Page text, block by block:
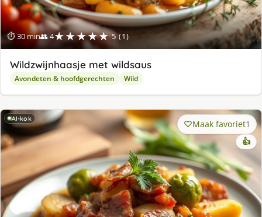
⏱ 30 min👥 4★★★★★ 5 (1)
Wildzwijnhaasje met wildsaus
Avondeten & hoofdgerechten Wild
AI-kok Maak favoriet1
👍